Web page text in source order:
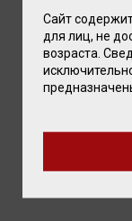
Сайт
для лиц, не
возраста.